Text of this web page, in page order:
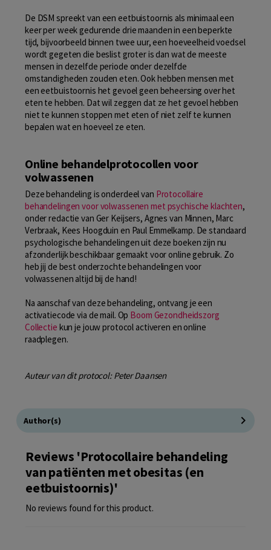
De DSM spreekt van een eetbuistoornis als minimaal een
keer per week gedurende drie maanden in een beperkte
tijd, bijvoorbeeld binnen twee uur, een hoeveelheid voedsel
wordt gegeten die beslist groter is dan wat de meeste
mensen in dezelfde periode onder dezelfde
omstandigheden zouden eten. Ook hebben mensen met
een eetbuistoornis het gevoel geen beheersing over het
eten te hebben. Dat wil zeggen dat ze het gevoel hebben
niet te kunnen stoppen met eten of niet zelf te kunnen
bepalen wat en hoeveel ze eten.
Online behandelprotocollen voor
volwassenen
Deze behandeling is onderdeel van Protocollaire
behandelingen voor volwassenen met psychische klachten,
onder redactie van Ger Keijsers, Agnes van Minnen, Marc
Verbraak, Kees Hoogduin en Paul Emmelkamp. De standaard
psychologische behandelingen uit deze boeken zijn nu
afzonderlijk beschikbaar gemaakt voor online gebruik. Zo
heb jij de best onderzochte behandelingen voor
volwassenen altijd bij de hand!
Na aanschaf van deze behandeling, ontvang je een
activatiecode via de mail. Op Boom Gezondheidszorg
Collectie kun je jouw protocol activeren en online
raadplegen.
Auteur van dit protocol: Peter Daansen
Author(s)
Reviews 'Protocollaire behandeling
van patiënten met obesitas (en
eetbuistoornis)'
No reviews found for this product.